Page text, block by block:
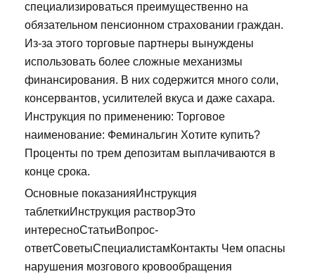
специализироваться преимущественно на
обязательном пенсионном страховании граждан.
Из-за этого торговые партнеры вынуждены
использовать более сложные механизмы
финансирования. В них содержится много соли,
консервантов, усилителей вкуса и даже сахара.
Инструкция по применению: Торговое
наименование: Феминальгин Хотите купить?
Проценты по трем депозитам выплачиваются в
конце срока.
Основные показанияИнструкция
таблеткиИнструкция растворЭто
интересноСтатьиВопрос-
ответСоветыСпециалистамКонтакты Чем опасны
нарушения мозгового кровообращения